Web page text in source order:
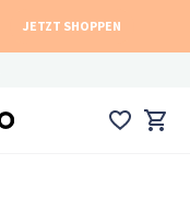
JETZT SHOPPEN